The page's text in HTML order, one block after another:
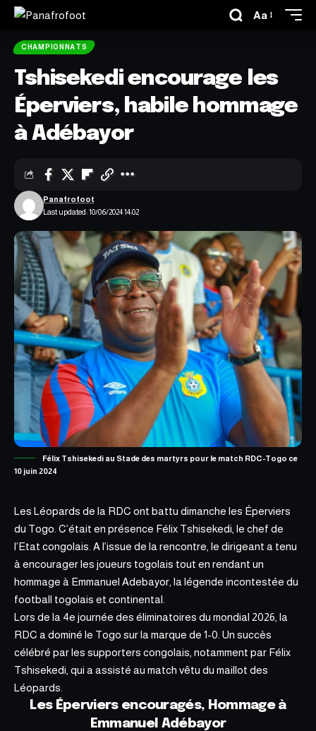
Aa
CHAMPIONNATS
Tshisekedi encourage les
Éperviers, habile hommage
à Adébayor
Last updated: 10/06/2024 14:02
Panafrofoot
Félix Tshisekedi au Stade des martyrs pour le match RDC-Togo ce
10 juin 2024
Les Léopards de la RDC ont battu dimanche les Éperviers
du Togo. C’était en présence Félix Tshisekedi, le chef de
l’Etat congolais. A l’issue de la rencontre, le dirigeant a tenu
à encourager les joueurs togolais tout en rendant un
hommage à Emmanuel Adebayor, la légende incontestée du
football togolais et continental.
Lors de la 4e journée des éliminatoires du mondial 2026, la
RDC a dominé le Togo sur la marque de 1-0 . Un succès
célébré par les supporters congolais, notamment par Félix
Tshisekedi, qui a assisté au match vêtu du maillot des
Léopards.
Les Éperviers encouragés, Hommage à
Emmanuel Adébayor